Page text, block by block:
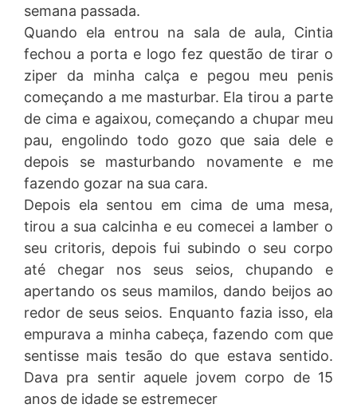
semana passada.
Quando ela entrou na sala de aula, Cintia
fechou a porta e logo fez questão de tirar o
ziper da minha calça e pegou meu penis
começando a me masturbar. Ela tirou a parte
de cima e agaixou, começando a chupar meu
pau, engolindo todo gozo que saia dele e
depois se masturbando novamente e me
fazendo gozar na sua cara.
Depois ela sentou em cima de uma mesa,
tirou a sua calcinha e eu comecei a lamber o
seu critoris, depois fui subindo o seu corpo
até chegar nos seus seios, chupando e
apertando os seus mamilos, dando beijos ao
redor de seus seios. Enquanto fazia isso, ela
empurava a minha cabeça, fazendo com que
sentisse mais tesão do que estava sentido.
Dava pra sentir aquele jovem corpo de 15
anos de idade se estremecer